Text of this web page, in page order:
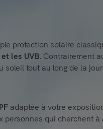
protection solaire
les UVB. Contrairement
soleil tout au long de la
adaptée à votre
qui cherchent